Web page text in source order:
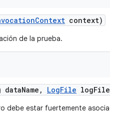
Context context)
de la prueba.
dataName , LogFile logFile)
debe estar fuertemente